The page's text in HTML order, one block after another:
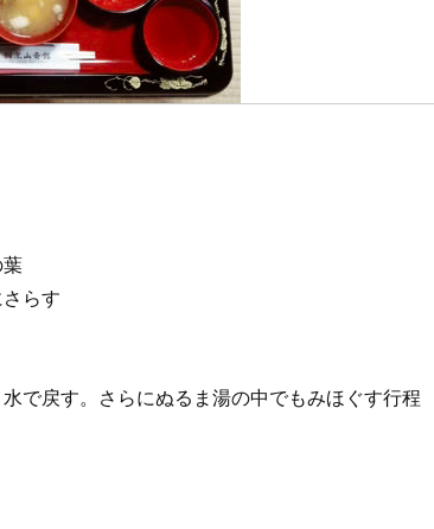
らす
で戻す。さらにぬるま湯の中でもみほぐす行程